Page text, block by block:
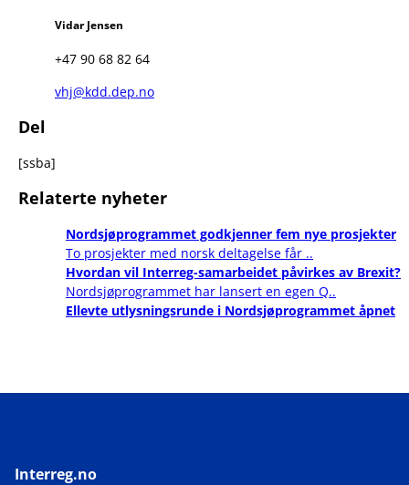
Vidar Jensen
+47 90 68 82 64
vhj@kdd.dep.no
Del
[ssba]
Relaterte nyheter
Nordsjøprogrammet godkjenner fem nye prosjekter
To prosjekter med norsk deltagelse får ..
Hvordan vil Interreg-samarbeidet påvirkes av Brexit?
Nordsjøprogrammet har lansert en egen Q..
Ellevte utlysningsrunde i Nordsjøprogrammet åpnet
Interreg.no